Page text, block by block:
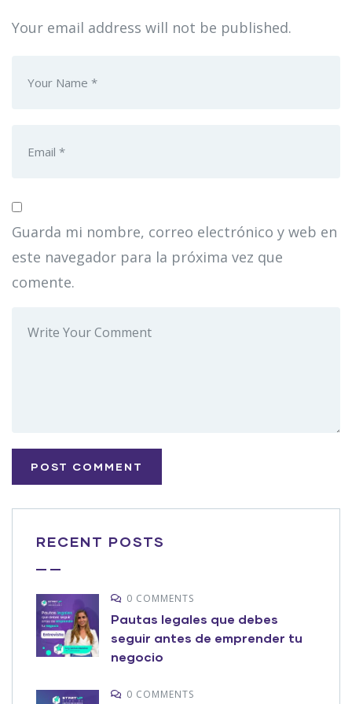
Your email address will not be published.
Guarda mi nombre, correo electrónico y web en
este navegador para la próxima vez que
comente.
RECENT POSTS
0 COMMENTS
Pautas legales que debes
seguir antes de emprender tu
negocio
0 COMMENTS